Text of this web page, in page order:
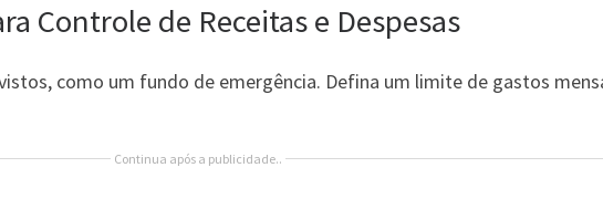
Controle de Receitas e Despesas
como um fundo de emergência. Defina um limite de gastos
Continua após a publicidade..